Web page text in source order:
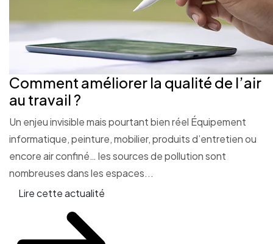
Comment améliorer la qualité de l’air
au travail ?
Un enjeu invisible mais pourtant bien réel Équipement
informatique, peinture, mobilier, produits d’entretien ou
encore air confiné… les sources de pollution sont
nombreuses dans les espaces...
Lire cette actualité